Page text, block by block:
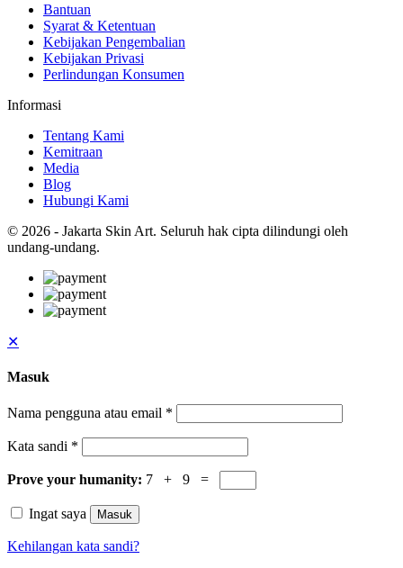
Bantuan
Syarat & Ketentuan
Kebijakan Pengembalian
Kebijakan Privasi
Perlindungan Konsumen
Informasi
Tentang Kami
Kemitraan
Media
Blog
Hubungi Kami
© 2026 - Jakarta Skin Art. Seluruh hak cipta dilindungi oleh
undang-undang.
✕
Masuk
Nama pengguna atau email *
Kata sandi *
Prove your humanity: 7 + 9 =
Ingat saya Masuk
Kehilangan kata sandi?